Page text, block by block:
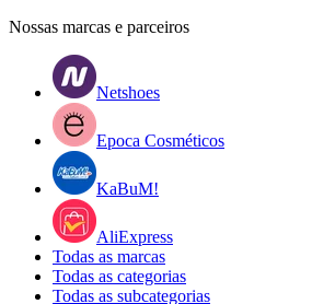
Nossas marcas e parceiros
Netshoes
Epoca Cosméticos
KaBuM!
AliExpress
Todas as marcas
Todas as categorias
Todas as subcategorias